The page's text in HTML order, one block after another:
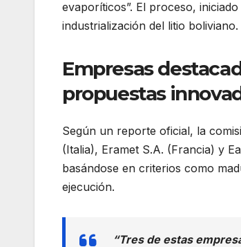
evaporíticos”. El proceso,
industrialización del litio boliviano.
Empresas
propuestas
Según un reporte oficial, la
(Italia), Eramet S.A. (Francia) y
basándose en criterios como
ejecución.
“Tres de estas